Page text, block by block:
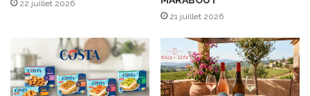
G
é
u
y
a
22 juillet 2026
21 juillet 2026